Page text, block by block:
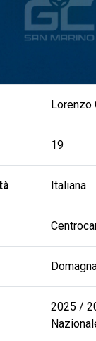
Lorenzo
19
Italiana
2025 /